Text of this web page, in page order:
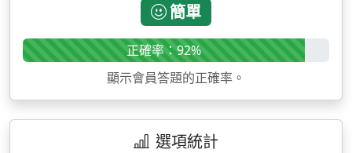
簡單
正確率：92%
顯示會員答題的正確率。
選項統計